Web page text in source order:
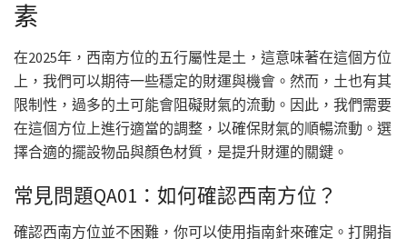
素
在2025年，西南方位的五行屬性是土，這意味著在這個方位
上，我們可以期待一些穩定的財運與機會。然而，土也有其
限制性，過多的土可能會阻礙財氣的流動。因此，我們需要
在這個方位上進行適當的調整，以確保財氣的順暢流動。選
擇合適的擺設物品與顏色材質，是提升財運的關鍵。
常見問題QA01：如何確認西南方位？
確認西南方位並不困難，你可以使用指南針來確定。打開指